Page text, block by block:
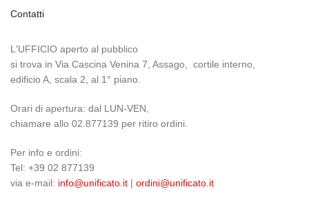
Contatti
L'UFFICIO aperto al pubblico
si trova in Via Cascina Venina 7, Assago, cortile interno,
edificio A, scala 2, al 1° piano.
Orari di apertura: dal LUN-VEN,
chiamare allo 02.877139 per ritiro ordini.
Per info e ordini:
Tel: +39 02 877139
via e-mail: info@unificato.it | ordini@unificato.it